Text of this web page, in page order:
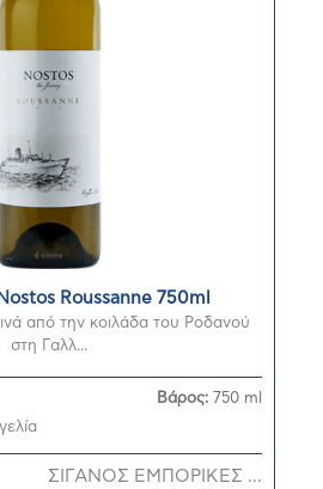
Roussanne 750ml
από την κοιλάδα του Ροδανού
στη Γαλλ...
Βάρος: 750 ml
ΣΙΓΑΝΟΣ ΕΜΠΟΡΙΚΕΣ ...